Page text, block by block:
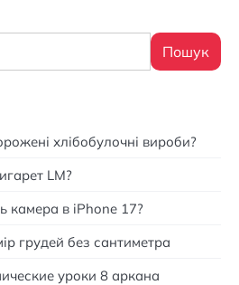
Пошук
хлібобулочні вироби?
LM?
камера в iPhone 17?
грудей без сантиметра
уроки 8 аркана